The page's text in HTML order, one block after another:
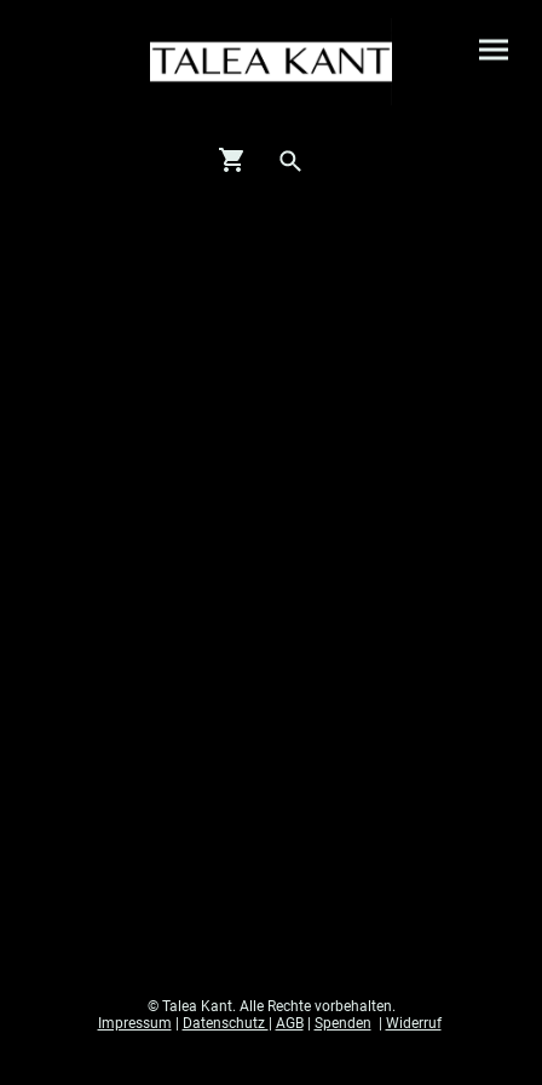
© Talea Kant. Alle Rechte vorbehalten.
Impressum | Datenschutz | AGB| Spenden | Widerruf